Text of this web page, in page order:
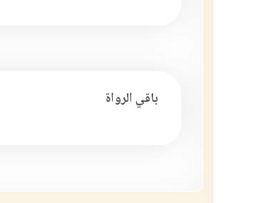
باقي الرواة